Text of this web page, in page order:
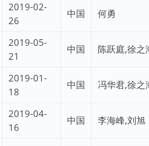
2019-02-
26
中国 何勇
2019-05-
21
中国 陈跃庭,徐之
2019-01-
18
中国 冯华君,徐之
2019-04-
16
中国 李海峰,刘旭